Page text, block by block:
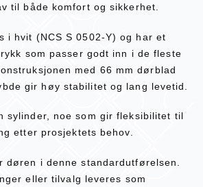
til både komfort og sikkerhet.
i hvit (NCS S 0502-Y) og har et
som passer godt inn i de fleste
med 66 mm dørblad
gir høy stabilitet og lang levetid.
sylinder, noe som gir fleksibilitet til
etter prosjektets behov.
døren i denne standardutførelsen.
eller tilvalg leveres som